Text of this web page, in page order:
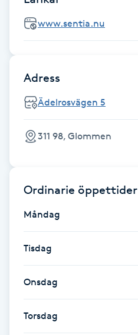
Fransrengöring
Frekvensterapi
Friskvård
Friskvårdsmassage
Funktionsanalys
Färgning
Föning
www.sentia.nu
Adress
Ädelrosvägen 5
311 98, Glommen
Ordinarie öppettider
Måndag
Tisdag
Onsdag
Torsdag